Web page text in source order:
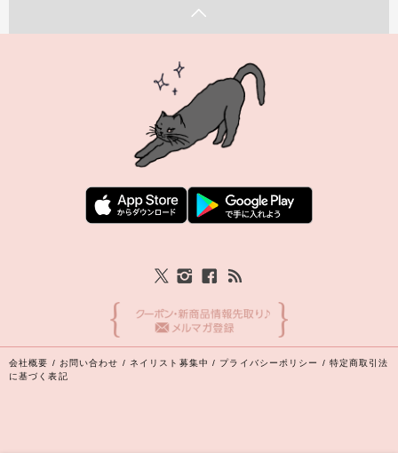
会社概要 / お問い合わせ / ネイリスト募集中 / プライバシーポリシー / 特定商取引法
に基づく表記